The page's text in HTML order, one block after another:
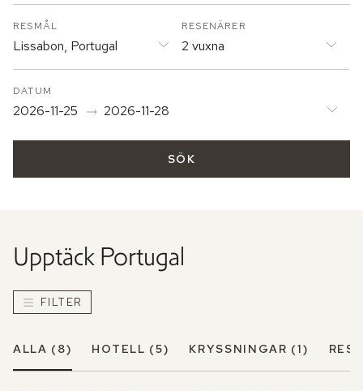
RESMÅL
Lissabon, Portugal
DATUM
2026-11-25 2026-11-28
RESENÄRER
2 vuxna
SÖK
Upptäck Portugal
FILTER
ALLA (8) HOTELL (5) KRYSSNINGAR (1)